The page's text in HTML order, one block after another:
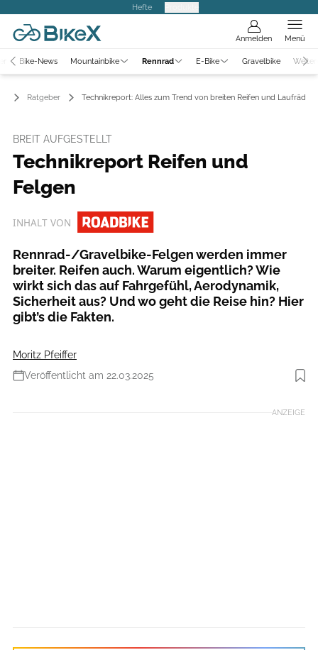
Hefte
Anmelden Menü
Bike-News Mountainbike Rennrad E-Bike Gravelbike
Ratgeber Technikreport: Alles zum Trend von breiten Reifen und Laufräder
BREIT AUFGESTELLT
Technikreport Reifen und
Felgen
INHALT VON
Rennrad-/Gravelbike-Felgen werden immer
breiter. Reifen auch. Warum eigentlich? Wie
wirkt sich das auf Fahrgefühl, Aerodynamik,
Sicherheit aus? Und wo geht die Reise hin? Hier
gibt’s die Fakten.
Moritz Pfeiffer
Veröffentlicht am 22.03.2025
Foto: Moment RF/ Agron Beqiri
ANZEIGE